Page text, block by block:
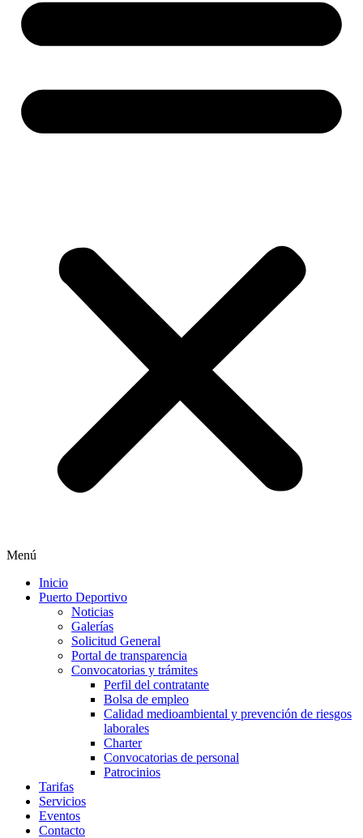
Menú
Inicio
Puerto Deportivo
Noticias
Galerías
Solicitud General
Portal de transparencia
Convocatorias y trámites
Perfil del contratante
Bolsa de empleo
Calidad medioambiental y prevención de riesgos
laborales
Charter
Convocatorias de personal
Patrocinios
Tarifas
Servicios
Eventos
Contacto